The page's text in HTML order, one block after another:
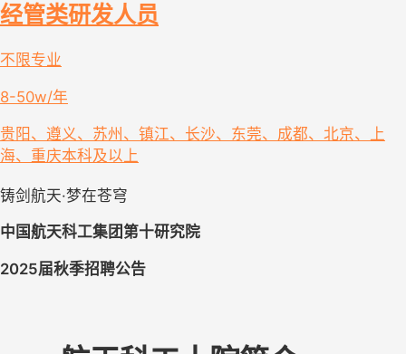
经管类研发人员
不限专业
8-50w/年
贵阳、遵义、苏州、镇江、长沙、东莞、成都、北京、上
海、重庆本科及以上
铸剑航天·梦在苍穹
中国航天科工集团第十研究院
2025届秋季招聘公告